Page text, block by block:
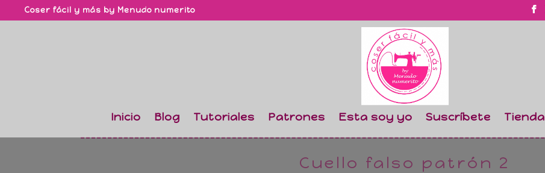
Coser fácil y más by Menudo numerito
Inicio Blog Tutoriales Patrones Esta soy yo Suscríbete Tienda
Cuello falso patrón 2